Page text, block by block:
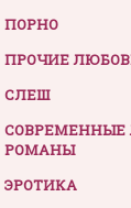
ПОРНО
ПРОЧИЕ
СЛЕШ
РОМАНЫ
ЭРОТИКА